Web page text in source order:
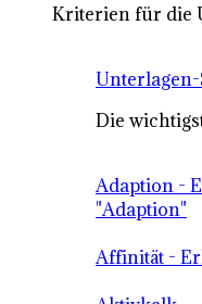
Kriterien für die
Die
Adaption -
"Adaption"
Affinität -